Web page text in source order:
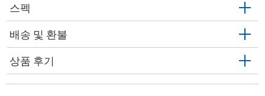
스펙
배송 및 환불
상품 후기